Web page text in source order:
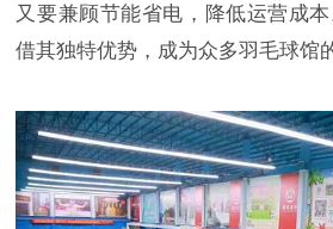
又要兼顾节能省电，降低运营成本
借其独特优势，成为众多羽毛球馆